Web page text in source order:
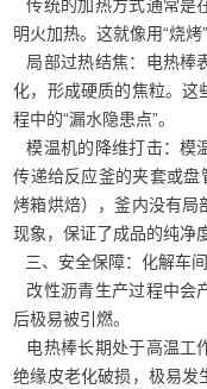
传统的加热方式通常是
明火加热。这就像用“烧烤
局部过热结焦：电热棒
化，形成硬质的焦粒。这
程中的“漏水隐患点”。
模温机的降维打击：模
传递给反应釜的夹套或盘
烤箱烘焙），釜内没有局
现象，保证了成品的纯净
三、安全保障：化解车
改性沥青生产过程中会
后极易被引燃。
电热棒长期处于高温工
绝缘皮老化破损，极易发